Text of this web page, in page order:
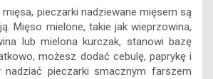
mięsa, pieczarki nadziewane mięsem są
Mięso mielone, takie jak wieprzowina,
lub mielona kurczak, stanowi bazę
możesz dodać cebulę, paprykę i
nadziać pieczarki smacznym farszem